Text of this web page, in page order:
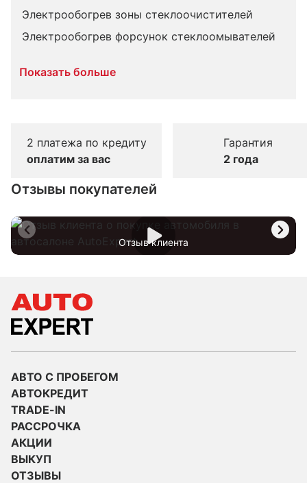
Электрообогрев зоны стеклоочистителей
Электрообогрев форсунок стеклоомывателей
Показать больше
2 платежа по кредиту
оплатим за вас
Гарантия
2 года
Отзывы покупателей
Отзыв клиента
АВТО С ПРОБЕГОМ
АВТОКРЕДИТ
TRADE-IN
РАССРОЧКА
АКЦИИ
ВЫКУП
ОТЗЫВЫ